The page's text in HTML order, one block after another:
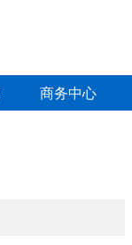
商务中心